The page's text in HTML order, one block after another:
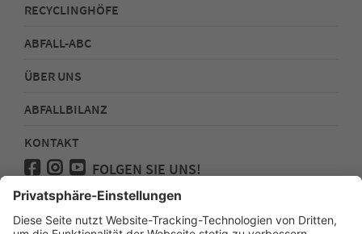
RECYCLINGHÖFE
ABFALL-ABC
ÜBER UNS
ABFALLBILANZ
KONTAKT
FOLGEN SIE UNS!
Medienanfragen